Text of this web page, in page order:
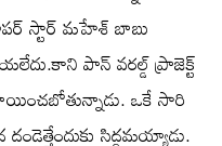
స్టార్ మహేశ్ బాబు
పాన్ వరల్డ్ ప్రాజెక్ట్
ఒకే సారి
సిద్దమయ్యాడు.